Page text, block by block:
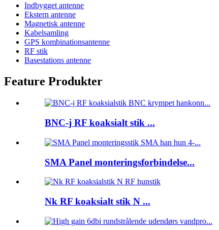
Indbygget antenne
Ekstern antenne
Magnetisk antenne
Kabelsamling
GPS kombinationsantenne
RF stik
Basestations antenne
Feature Produkter
BNC-j RF koaksialt stik ...
SMA Panel monteringsforbindelse...
Nk RF koaksialt stik N ...